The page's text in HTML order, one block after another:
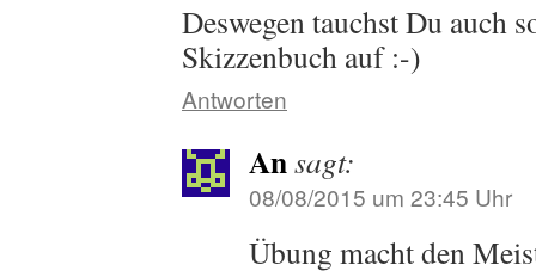
Deswegen tauchst Du auch
Skizzenbuch auf :-)
Antworten
Ansagt:
08/08/2015 um 23:45 Uhr
Übung macht den